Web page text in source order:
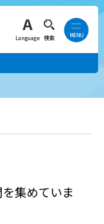
Language 検索
集めていま